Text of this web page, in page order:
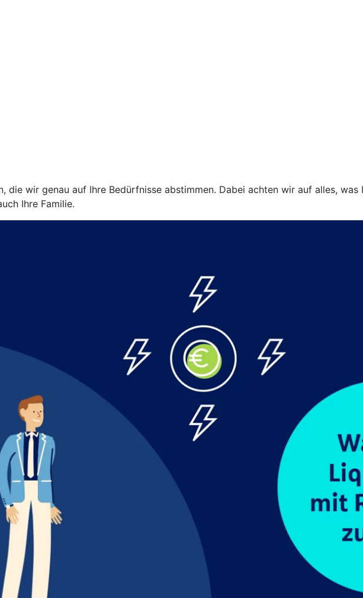
die wir genau auf Ihre Bedürfnisse abstimmen. Dabei achten wir auf alles,
Ihre Familie.